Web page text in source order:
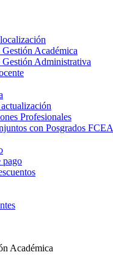
Académica
Administrativa
Profesionales
con Posgrados FCEA
pago
Académica